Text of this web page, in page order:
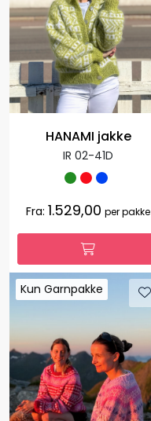
HANAMI jakke
IR 02-41D
Fra: 1.529,00 per pakke
Kun Garnpakke
Kun Garnpakke